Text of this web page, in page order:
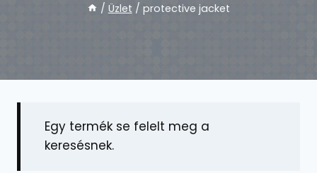
/ Üzlet / protective jacket
Egy termék se felelt meg a
keresésnek.